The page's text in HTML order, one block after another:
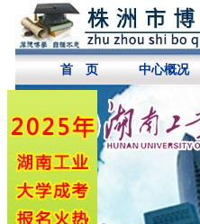
首 页 中心概况